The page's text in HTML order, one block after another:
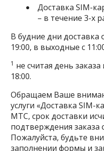
Доставка SIM-
– в течение 3-х
В будние дни доставка
19:00, в выходные с
1 не считая день
18:00.
Обращаем Ваше
услуги «Доставка SIM-
МТС, срок доставки
подтверждения
Пожалуйста, будьте
заполнении формы и